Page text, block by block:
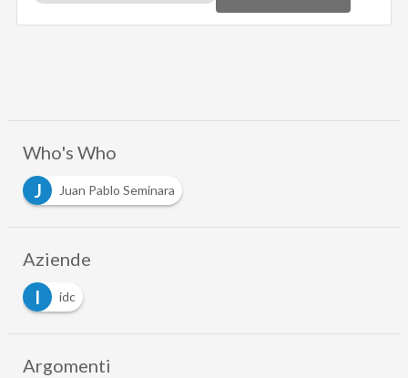
Who's Who
J
Juan Pablo Seminara
Aziende
I
idc
Argomenti